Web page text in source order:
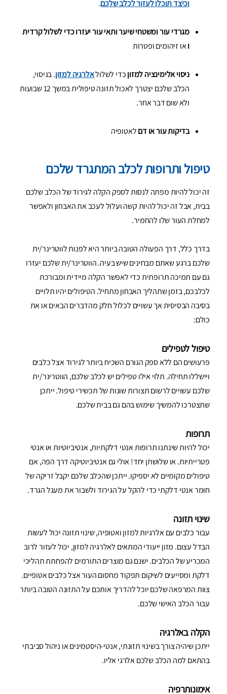
וכיצד תוכלו לעזור לכלב שלכם.
מגרדי עור ומשטחי שיער ותאי עור יעזרו כדי לשלול קרדית
ואו זיהומים ופטרות
ניסוי אלימינציה למזוןכדי לשלולאלרגיה למזון. בניסוי,
הכלב שלכם יצטרך לאכול תזונה טיפולית במשך 12 שבועות
ולא שום דבר אחר.
בדיקות עור או דםלאטופיה
טיפול ותרופות לכלב המתגרד שלכם
זה יכול להיות מפתה לנסות לספק הקלה לגירוד של הכלב שלכם
בבית, אבל זה יכול להיות קשה ועלול לעכב את האבחון ולאפשר
למחלת העור שלו להחמיר.
בדרך כלל, דרך הפעולה הטובה ביותר היא לפנות לווטרינר/ית
שלכם ברגע שאתם מבחינים שיש בעיה. הווטרינר/ית שלכם יעזרו
גם עם תמיכה תרופתית כדי לאפשר הקלה מיידית ומבורכת
לכלבכם, בזמן שתהליך האבחון מתחיל. הטיפולים יהיו תלויים
בסיבה הבסיסית אך עשויים לכלול חלק מהדברים הבאים או את
כולם:
טיפול לטפילים
פרעושים הם ללא ספק הגורם השכיח ביותר לגירוד אצל כלבים
ויישללו תחילה. תלוי אילו טפילים יש לכלב שלכם, הווטרינר/ית
שלכם עשויים לרשום תצורות שונות של תכשירי טיפול. ייתכן
שתצטרכו להמשיך שימוש בהם גם בבית שלכם.
תרופות
יכול להיות שינתנו תרופות אנטי דלקתיות, אנטיביוטיות או אנטי
פטרייתיות. או שלושתן יחד! אולי גם אנטיביוטיקה דרך הפה, אם
טיפולים מקומיים לא יספיקו. ייתכן שהכלב שלכם יקבל זריקה של
חומר אנטי דלקתי כדי להקל על הגירוד ולשבור את מעגל הגרד.
שינוי תזונה
עבור כלבים עם אלרגיות למזון ואטופיה, שינוי תזונה יכול לעשות
הבדל עצום. מזון ייעודי המתאים לאלרגיה למזון, יכול לעזור לרוב
המכריע של הכלבים. ישנם גם מוצרים התורמים להפחתת תהליכי
דלקת ומסייעים לשיקום תפקוד מחסום העור אצל כלבים אטופיים.
צוות המרפאה שלכם יוכל להדריך אותכם על התזונה הטובה ביותר
עבור הכלב האישי שלכם.
הקלה באלרגיה
ייתכן שיהיה צורך בשינוי תזונתי, אנטי-היסטמינים או ניהול סביבתי
בהתאם למה הכלב שלכם אלרגי אליו.
אימונותרפיה